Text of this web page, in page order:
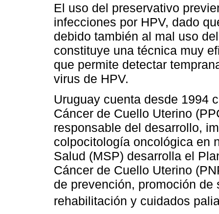
El uso del preservativo
infecciones por HPV, dado
debido también al mal uso
constituye una técnica muy
que permite detectar
virus de HPV.
Uruguay cuenta desde 1994
Cáncer de Cuello Uterino
responsable del desarrollo,
colpocitología oncológica en
Salud (MSP) desarrolla el
Cáncer de Cuello Uterino
de prevención, promoción
rehabilitación y cuidados